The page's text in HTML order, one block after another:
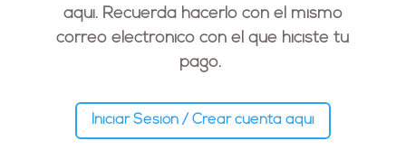
aquí. Recuerda hacerlo con el mismo
correo electrónico con el que hiciste tu
pago.
Iniciar Sesión / Crear cuenta aquí